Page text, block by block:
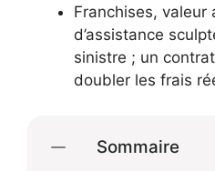
Franchises, valeur
d’assistance
sinistre ; un
doubler les frais
Sommaire